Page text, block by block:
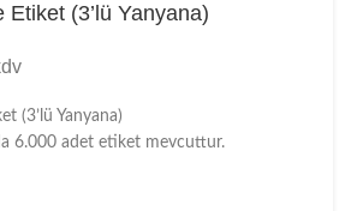
(3’lü Yanyana)
(3’lü Yanyana)
6.000 adet etiket mevcuttur.